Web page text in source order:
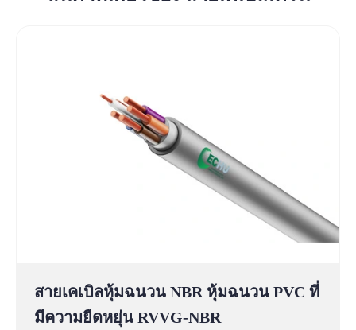
สายเคเบิลหุ้มฉนวน NBR หุ้มฉนวน PVC ที่
มีความยืดหยุ่น RVVG-NBR